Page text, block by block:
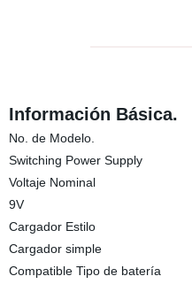
Información Básica.
No. de Modelo.
Switching Power Supply
Voltaje Nominal
9V
Cargador Estilo
Cargador simple
Compatible Tipo de batería